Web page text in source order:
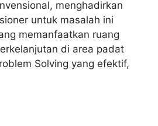
menghadirkan
untuk masalah ini
memanfaatkan ruang
di area padat
Solving yang efektif,